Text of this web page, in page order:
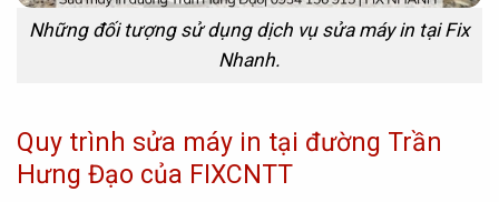
Những đối tượng sử dụng dịch vụ sửa máy in tại Fix
Nhanh.
Quy trình sửa máy in tại đường Trần
Hưng Đạo của FIXCNTT